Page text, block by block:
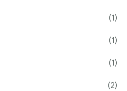
(1)
(1)
(1)
(2)